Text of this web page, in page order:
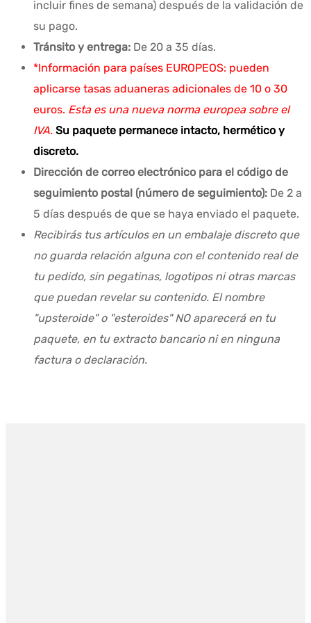
incluir fines de semana) después de la validación de
su pago.
Tránsito y entrega: De 20 a 35 días.
*Información para países EUROPEOS: pueden
aplicarse tasas aduaneras adicionales de 10 o 30
euros. Esta es una nueva norma europea sobre el
IVA. Su paquete permanece intacto, hermético y
discreto.
Dirección de correo electrónico para el código de
seguimiento postal (número de seguimiento): De 2 a
5 días después de que se haya enviado el paquete.
Recibirás tus artículos en un embalaje discreto que
no guarda relación alguna con el contenido real de
tu pedido, sin pegatinas, logotipos ni otras marcas
que puedan revelar su contenido. El nombre
"upsteroide" o "esteroides" NO aparecerá en tu
paquete, en tu extracto bancario ni en ninguna
factura o declaración.